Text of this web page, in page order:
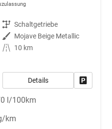
Getriebe Schaltgetriebe
Außenfarbe Mojave Beige Metallic
Kilometerstand
10 km
Details
l/100km
km